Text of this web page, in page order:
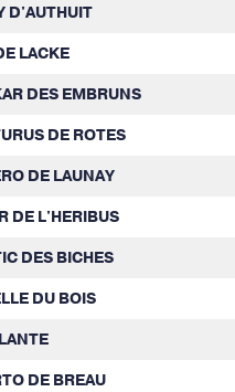
D'AUTHUIT
LACKE
DES EMBRUNS
DE ROTES
DE LAUNAY
DE L'HERIBUS
DES BICHES
DU BOIS
DE BREAU